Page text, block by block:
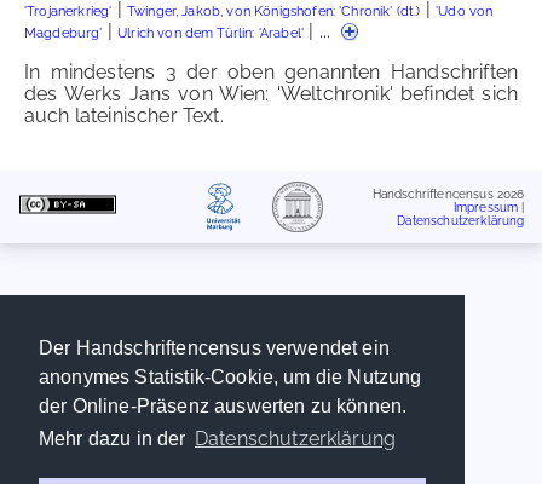
Der Handschriftencensus verwendet ein
anonymes Statistik-Cookie, um die Nutzung
der Online-Präsenz auswerten zu können.
Mehr dazu in der Datenschutzerklärung
'Trojanerkrieg' | Twinger, Jakob, von Königshofen: 'Chronik' (dt.) |'Udo von
Magdeburg' |Ulrich von dem Türlin: 'Arabel' | ...
In mindestens 3 der oben genannten Handschriften
des Werks Jans von Wien: 'Weltchronik' befindet sich
auch lateinischer Text.
Handschriftencensus 2026
Impressum
Datenschutzerklärung